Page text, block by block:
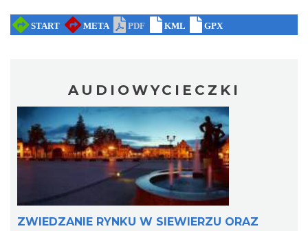
AUDIOWYCIECZKI
ZWIEDZANIE RYNKU W SIEWIERZU ORAZ